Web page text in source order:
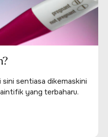
sentiasa dikemaskini
yang terbaharu.